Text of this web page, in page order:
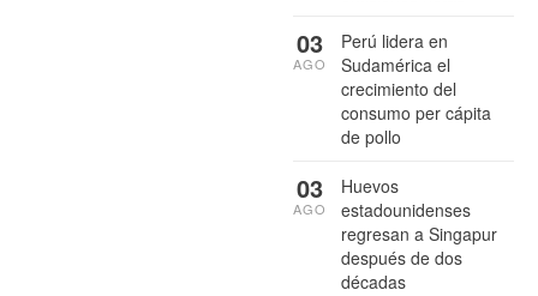
Perú lidera en
Sudamérica el
crecimiento del
consumo per cápita
de pollo
03
AGO
Huevos
estadounidenses
regresan a Singapur
después de dos
décadas
03
AGO